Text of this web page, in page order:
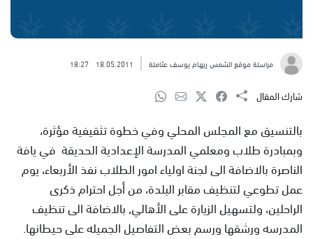
مراسلة موقع الشمس ريهام يوسف عثاملة 18.05.2011
18:27
شارك المقال
بالتنسيق مع المجلس المحلي وفي خطوة تثقيفية مؤثرة،
وبمبادرة طلاب ومعلمي المدرسة الإعدادية الحديقة في يافة
الناصرة بالاضافة الى لجنة اولياء امور الطلاب نفذ الأربعاء، يوم
عمل تطوعي لتنظيف مقابر البلدة، من أجل احترام ذكرى
الراحلين، ولتسهيل الزيارة على الأهالي, بالاضافة الى تنظيف
المدرسه ورشقها ورسم بعض التفاصيل الجميله على حيطانها.